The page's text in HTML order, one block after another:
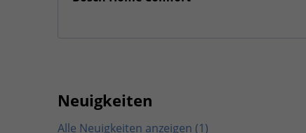
Neuigkeiten
Alle Neuigkeiten anzeigen (1)